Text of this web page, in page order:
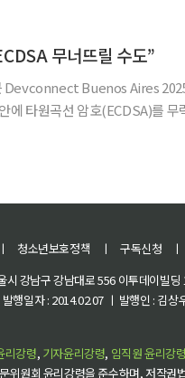
무너뜨릴 수도”
Devconnect Buenos Aires
에 타원곡선 암호(ECDSA)를 무
ㅣ 청소년보호정책 ㅣ 구독신청 ㅣ
시 강남구 강남대로 556 이투데이빌
행일자 : 2014.02.07 ㅣ 발행인 : 김
리강령, 기자윤리강령, 임직원 윤리강령
위원회 윤리강령을 준수하며, 저작권